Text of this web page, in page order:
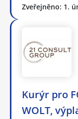
Zveřejněno: 1.
Kurýr pro
WOLT,